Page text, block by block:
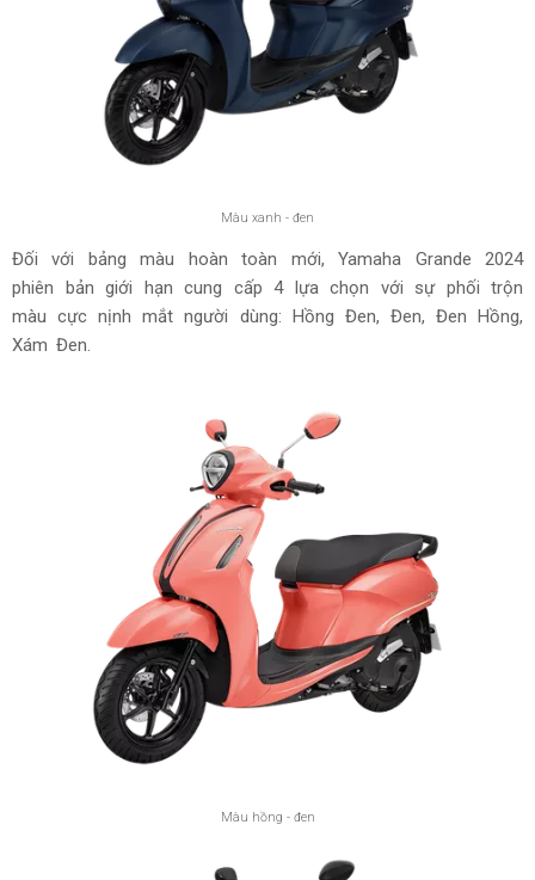
Màu xanh - đen
Đối với bảng màu hoàn toàn mới, Yamaha Grande 2024
phiên bản giới hạn cung cấp 4 lựa chọn với sự phối trộn
màu cực nịnh mắt người dùng: Hồng Đen, Đen, Đen Hồng,
Xám Đen.
Màu hồng - đen